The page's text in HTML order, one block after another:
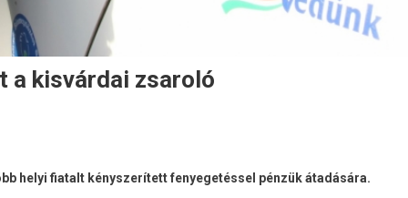
a kisvárdai zsaroló
helyi fiatalt kényszerített fenyegetéssel pénzük átadására.